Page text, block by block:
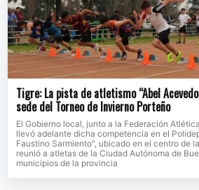
Tigre: La pista de atletismo “Abel
sede del Torneo de Invierno Porteño
El Gobierno local, junto a la Federación
llevó adelante dicha competencia en el
Faustino Sarmiento", ubicado en el centro de
reunió a atletas de la Ciudad Autónoma de
municipios de la provincia